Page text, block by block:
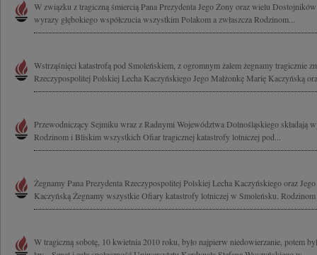
W związku z tragiczną śmiercią Pana Prezydenta Jego Żony oraz wielu
wyrazy głębokiego współczucia wszystkim Polakom a zwłaszcza Rodzinom...
Wstrząśnięci katastrofą pod Smoleńskiem, z ogromnym żalem żegnamy tragicznie
Rzeczypospolitej Polskiej Lecha Kaczyńskiego Jego Małżonkę Marię Kaczyńską
Przewodniczący Sejmiku wraz z Radnymi Województwa Dolnośląskiego składają
Rodzinom i Bliskim wszystkich Ofiar tragicznej katastrofy lotniczej pod...
Żegnamy Pana Prezydenta Rzeczypospolitej Polskiej Lecha Kaczyńskiego oraz
Kaczyńską Żegnamy wszystkie Ofiary katastrofy lotniczej w Smoleńsku.
W tragiczną sobotę, 10 kwietnia 2010 roku, było najpierw niedowierzanie, potem